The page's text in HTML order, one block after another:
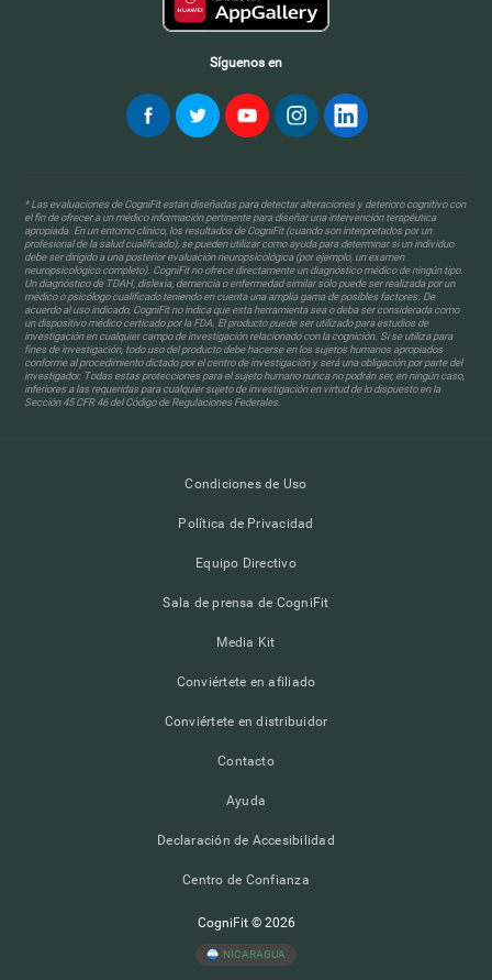
Síguenos en
* Las evaluaciones de CogniFit están diseñadas para detectar alteraciones y deterioro cognitivo con
el fin de ofrecer a un médico información pertinente para diseñar una intervención terapéutica
apropiada. En un entorno clínico, los resultados de CogniFit (cuando son interpretados por un
profesional de la salud cualificado), se pueden utilizar como ayuda para determinar si un individuo
debe ser dirigido a una posterior evaluación neuropsicológica (por ejemplo, un examen
neuropsicológico completo). CogniFit no ofrece directamente un diagnóstico médico de ningún tipo.
Un diagnóstico de TDAH, dislexia, demencia o enfermedad similar sólo puede ser realizada por un
médico o psicólogo cualificado teniendo en cuenta una amplia gama de posibles factores. De
acuerdo al uso indicado, CogniFit no indica que esta herramienta sea o deba ser considerada como
un dispositivo médico certicado por la FDA. El producto puede ser utilizado para estudios de
investigación en cualquier campo de investigación relacionado con la cognición. Si se utiliza para
fines de investigación, todo uso del producto debe hacerse en los sujetos humanos apropiados
conforme al procedimiento dictado por el centro de investigación y será una obligación por parte del
investigador. Todas estas protecciones para el sujeto humano nunca no podrán ser, en ningún caso,
inferiores a las requeridas para cualquier sujeto de investigación en virtud de lo dispuesto en la
Sección 45 CFR 46 del Código de Regulaciones Federales.
Condiciones de Uso
Política de Privacidad
Equipo Directivo
Sala de prensa de CogniFit
Media Kit
Conviértete en afiliado
Conviértete en distribuidor
Contacto
Ayuda
Declaración de Accesibilidad
Centro de Confianza
CogniFit © 2026
NICARAGUA